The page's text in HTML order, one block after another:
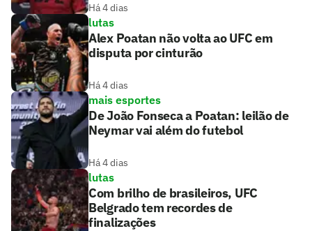
Há 4 dias
lutas
Alex Poatan não volta ao UFC em
disputa por cinturão
Há 4 dias
mais esportes
De João Fonseca a Poatan: leilão de
Neymar vai além do futebol
Há 4 dias
lutas
Com brilho de brasileiros, UFC
Belgrado tem recordes de
finalizações